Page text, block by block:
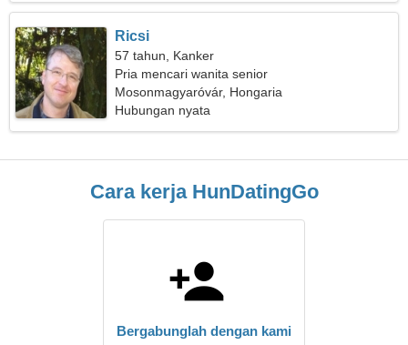
Ricsi
57 tahun, Kanker
Pria mencari wanita senior
Mosonmagyaróvár, Hongaria
Hubungan nyata
Cara kerja HunDatingGo
Bergabunglah dengan kami